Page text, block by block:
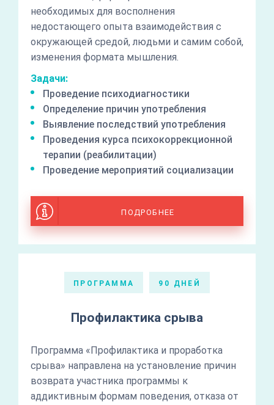
необходимых для восполнения
недостающего опыта взаимодействия с
окружающей средой, людьми и самим собой,
изменения формата мышления.
Задачи:
Проведение психодиагностики
Определение причин употребления
Выявление последствий употребления
Проведения курса психокоррекционной
терапии (реабилитации)
Проведение мероприятий социализации
ПОДРОБНЕЕ
ПРОГРАММА 90 ДНЕЙ
Профилактика срыва
Программа «Профилактика и проработка
срыва» направлена на установление причин
возврата участника программы к
аддиктивным формам поведения, отказа от